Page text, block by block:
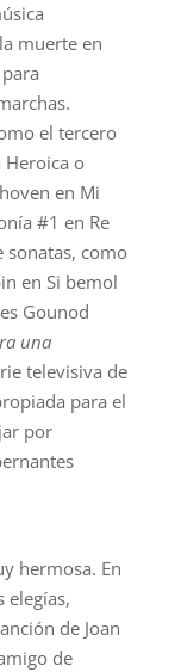
muerte en
el tercero
o
en Mi
#1 en Re
sonatas, como
en Si bemol
Gounod
una
televisiva de
para el
por
hermosa. En
elegías,
de Joan
de